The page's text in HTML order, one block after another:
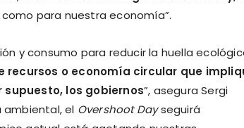
para nuestra economía”.
y consumo para reducir la huella
o economía circular que
los gobiernos”, asegura Sergi
ambiental, el Overshoot Dayseguirá